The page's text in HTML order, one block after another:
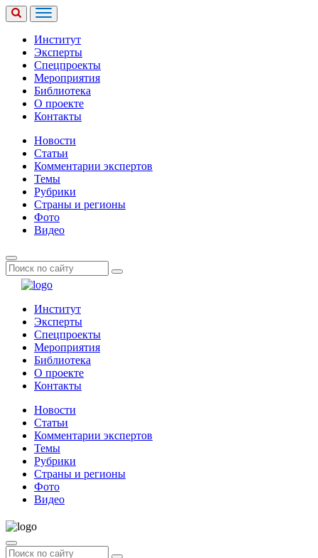
Институт
Эксперты
Спецпроекты
Мероприятия
Библиотека
О проекте
Контакты
Новости
Статьи
Комментарии экспертов
Темы
Рубрики
Страны и регионы
Фото
Видео
Институт
Эксперты
Спецпроекты
Мероприятия
Библиотека
О проекте
Контакты
Новости
Статьи
Комментарии экспертов
Темы
Рубрики
Страны и регионы
Фото
Видео